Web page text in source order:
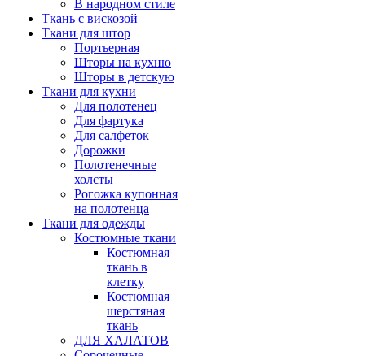
В народном стиле
Ткань с вискозой
Ткани для штор
Портьерная
Шторы на кухню
Шторы в детскую
Ткани для кухни
Для полотенец
Для фартука
Для салфеток
Дорожки
Полотенечные
холсты
Рогожка купонная
на полотенца
Ткани для одежды
Костюмные ткани
Костюмная
ткань в
клетку
Костюмная
шерстяная
ткань
ДЛЯ ХАЛАТОВ